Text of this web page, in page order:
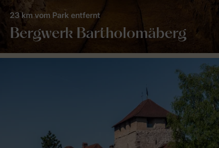
Bergwerk Bartholomäberg
23 km vom Park entfernt